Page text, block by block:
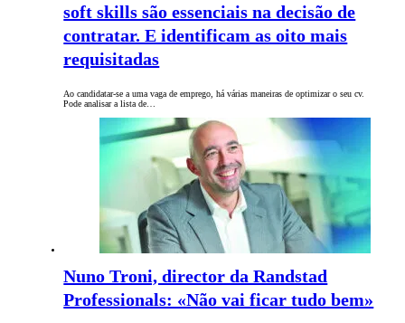
soft skills são essenciais na decisão de
contratar. E identificam as oito mais
requisitadas
Ao candidatar-se a uma vaga de emprego, há várias maneiras de optimizar o seu cv.
Pode analisar a lista de…
Nuno Troni, director da Randstad
Professionals: «Não vai ficar tudo bem»